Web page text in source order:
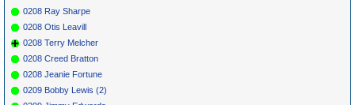
0208 Ray Sharpe
0208 Otis Leavill
0208 Terry Melcher
0208 Creed Bratton
0208 Jeanie Fortune
0209 Bobby Lewis (2)